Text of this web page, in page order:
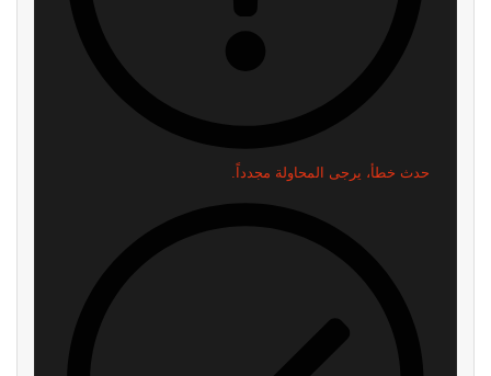
حدث خطأ، يرجى المحاولة مجدداً.